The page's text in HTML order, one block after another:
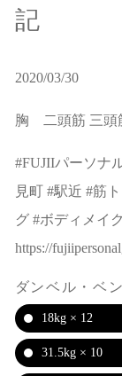
記
2020/03/30
胸 二頭筋 三頭
#FUJIIパーソナ
見町 #駅近 #筋
グ #ボディメイ
https://
ダンベル・ベ
18kg × 12
31.5kg × 10